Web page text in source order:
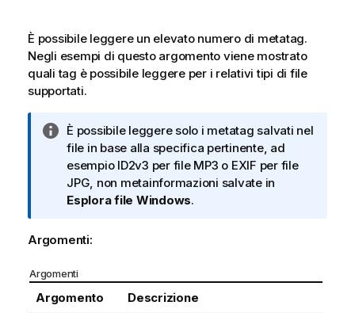
È possibile leggere un elevato numero di metatag.
Negli esempi di questo argomento viene mostrato
quali tag è possibile leggere per i relativi tipi di file
supportati.
N
o
t
a
i
f
r
m
a
È possibile leggere solo i metatag salvati nel
file in base alla specifica pertinente, ad
esempio ID2v3 per file MP3 o EXIF per file
JPG , non metainformazioni salvate in
Esplora file Windows.
Argomenti:
Argomenti
Argomento Descrizione